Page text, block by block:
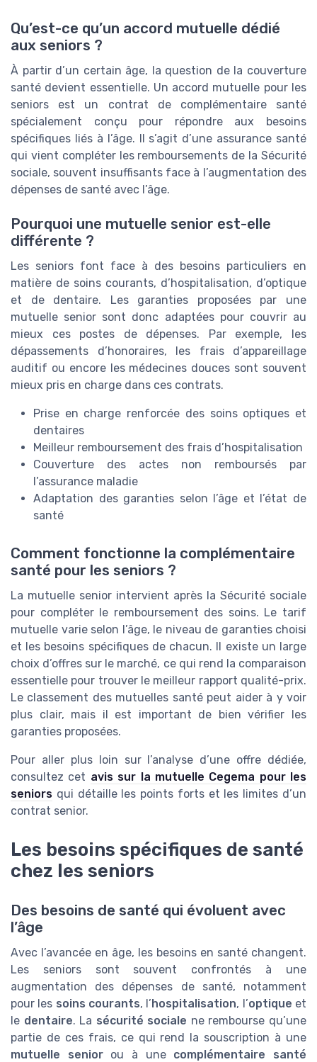
Qu’est-ce qu’un accord mutuelle dédié
aux seniors ?
À partir d’un certain âge, la question de la couverture
santé devient essentielle. Un accord mutuelle pour les
seniors est un contrat de complémentaire santé
spécialement conçu pour répondre aux besoins
spécifiques liés à l’âge. Il s’agit d’une assurance santé
qui vient compléter les remboursements de la Sécurité
sociale, souvent insuffisants face à l’augmentation des
dépenses de santé avec l’âge.
Pourquoi une mutuelle senior est-elle
différente ?
Les seniors font face à des besoins particuliers en
matière de soins courants, d’hospitalisation, d’optique
et de dentaire. Les garanties proposées par une
mutuelle senior sont donc adaptées pour couvrir au
mieux ces postes de dépenses. Par exemple, les
dépassements d’honoraires, les frais d’appareillage
auditif ou encore les médecines douces sont souvent
mieux pris en charge dans ces contrats.
Prise en charge renforcée des soins optiques et
dentaires
Meilleur remboursement des frais d’hospitalisation
Couverture des actes non remboursés par
l’assurance maladie
Adaptation des garanties selon l’âge et l’état de
santé
Comment fonctionne la complémentaire
santé pour les seniors ?
La mutuelle senior intervient après la Sécurité sociale
pour compléter le remboursement des soins. Le tarif
mutuelle varie selon l’âge, le niveau de garanties choisi
et les besoins spécifiques de chacun. Il existe un large
choix d’offres sur le marché, ce qui rend la comparaison
essentielle pour trouver le meilleur rapport qualité-prix.
Le classement des mutuelles santé peut aider à y voir
plus clair, mais il est important de bien vérifier les
garanties proposées.
Pour aller plus loin sur l’analyse d’une offre dédiée,
consultez cet avis sur la mutuelle Cegema pour les
seniors qui détaille les points forts et les limites d’un
contrat senior.
Les besoins spécifiques de santé
chez les seniors
Des besoins de santé qui évoluent avec
l’âge
Avec l’avancée en âge, les besoins en santé changent.
Les seniors sont souvent confrontés à une
augmentation des dépenses de santé, notamment
pour les soins courants, l’hospitalisation, l’optique et
le dentaire. La sécurité sociale ne rembourse qu’une
partie de ces frais, ce qui rend la souscription à une
mutuelle seniorou à une complémentaire santé